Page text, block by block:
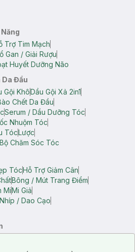
Trợ Tim Mạch
Gan / Giải Rượu
Huyết Dưỡng Não
Da Đầu
Gội KhôDầu Gội Xả 2in1
Chết Da Đầu
Serum / Dầu Dưỡng Tóc
Nhuộm Tóc
TócLược
Bộ Chăm Sóc Tóc
TócHỗ Trợ Giảm Cân
Bông / Mút Trang Điểm
MiMi Giả
Nhíp / Dao Cạo